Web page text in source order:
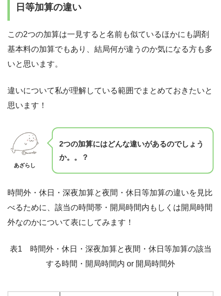
日等加算の違い
この2つの加算は一見すると名前も似ているほかにも調剤
基本料の加算でもあり、結局何が違うのか気になる方も多
いと思います。
違いについて私が理解している範囲でまとめておきたいと
思います！
あざらし
2つの加算にはどんな違いがあるのでしょう
か。。？
時間外・休日・深夜加算と夜間・休日等加算の違いを見比
べるために、該当の時間帯・開局時間内もしくは開局時間
外なのかについて表にしてみます！
表1 時間外・休日・深夜加算と夜間・休日等加算の該当
する時間・開局時間内 or 開局時間外